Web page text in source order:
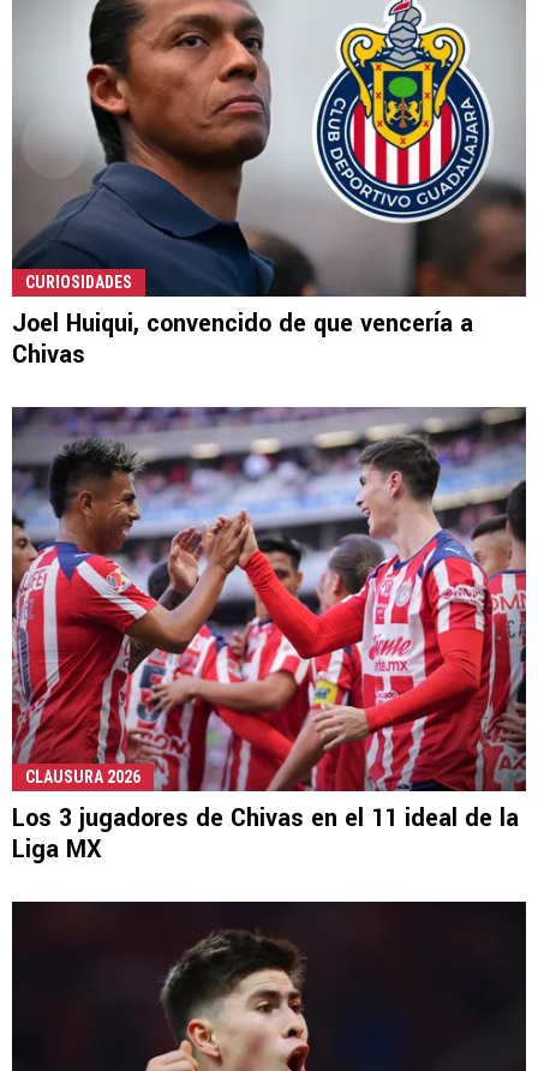
CURIOSIDADES
Joel Huiqui, convencido de que vencería a
Chivas
CLAUSURA 2026
Los 3 jugadores de Chivas en el 11 ideal de la
Liga MX